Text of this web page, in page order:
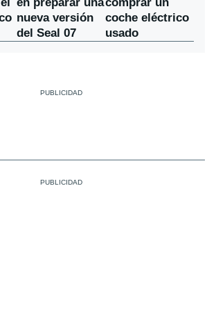
nueva versión
del Seal 07
coche eléctrico
usado